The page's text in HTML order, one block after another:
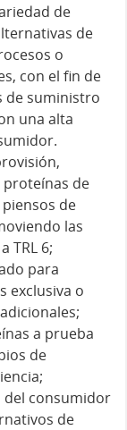
de
de
o
con el fin de
de suministro
una alta
de
de
las
TRL 6;
para
exclusiva o
a prueba
de
del consumidor
de